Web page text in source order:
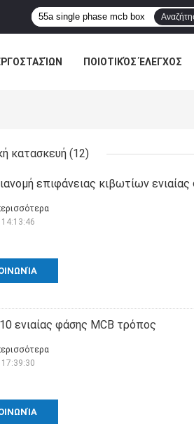
ΠΟΙΟΤΙΚΌΣ ΈΛΕΓΧΟΣ
κατασκευή (12)
επιφάνειας κιβωτίων
ενιαίας φάσης MCB τρόπος